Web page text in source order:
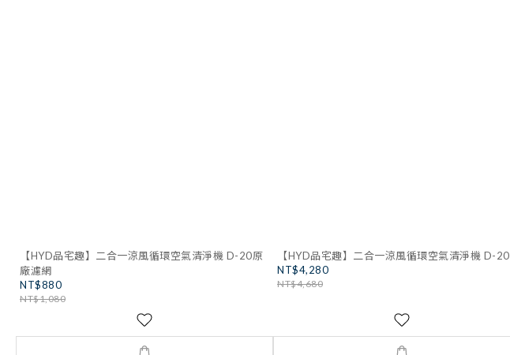
【HYD品宅趣】二合一涼風循環空氣清淨機 D-20原
廠濾網
NT$880
NT$1,080
【HYD品宅趣】二合一涼風循環空氣清淨機 D-20
NT$4,280
NT$4,680